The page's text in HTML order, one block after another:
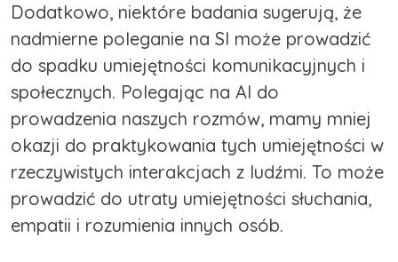
Dodatkowo, niektóre badania sugerują, że
nadmierne poleganie na SI może prowadzić
do spadku umiejętności komunikacyjnych i
społecznych. Polegając na AI do
prowadzenia naszych rozmów, mamy mniej
okazji do praktykowania tych umiejętności w
rzeczywistych interakcjach z ludźmi. To może
prowadzić do utraty umiejętności słuchania,
empatii i rozumienia innych osób.